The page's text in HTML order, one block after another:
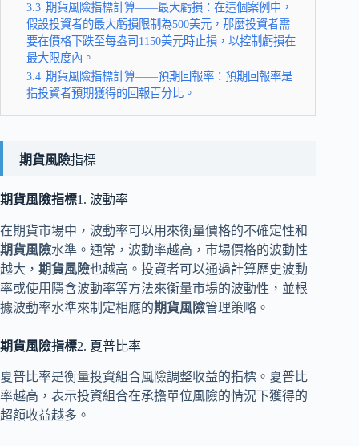
3.3 期貨風險指標計算——最大虧損：在這個案例中，
假設投資者的最大虧損限制為500美元，那麼投資者需
要在價格下跌至每盎司1150美元時止損，以控制虧損在
最大限度內。
3.4 期貨風險指標計算——預期回報率：預期回報率是
指投資者預期獲得的回報百分比。
期貨風險指標
期貨風險指標1. 波動率
在期貨市場中，波動率可以用來衡量價格的不確定性和
期貨風險水準。通常，波動率越高，市場價格的波動性
越大， 期貨風險也越高。投資者可以通過計算歷史波動
率或使用隱含波動率等方法來衡量市場的波動性，並根
據波動率水準來制定相應的期貨風險管理策略。
期貨風險指標2. 夏普比率
夏普比率是衡量投資組合風險調整收益的指標。夏普比
率越高，表示投資組合在承擔單位風險的情況下獲得的
超額收益越多。